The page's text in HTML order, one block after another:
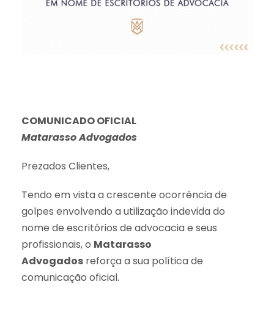
COMUNICADO OFICIAL
Matarasso Advogados
Prezados Clientes,
Tendo em vista a crescente ocorrência de
golpes envolvendo a utilização indevida do
nome de escritórios de advocacia e seus
profissionais, o Matarasso
Advogados reforça a sua política de
comunicação oficial.